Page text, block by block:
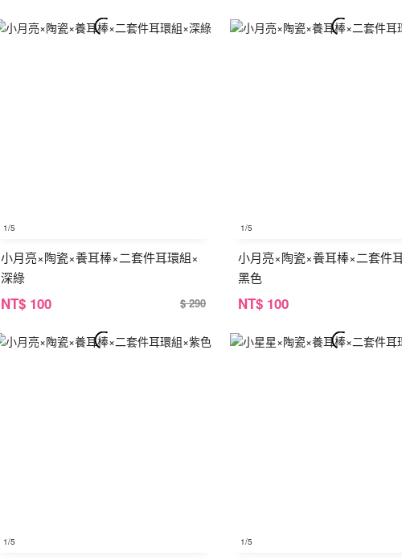
1/5
小月亮×陶瓷×養耳棒×二套件耳環組×
深綠
NT$ 100 $ 290
1/5
小月亮×陶瓷×養耳棒×二套件
黑色
NT$ 100
1/5 1/5